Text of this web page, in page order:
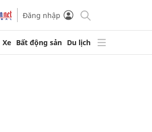
Đăng nhập
Xe Bất động sản Du lịch